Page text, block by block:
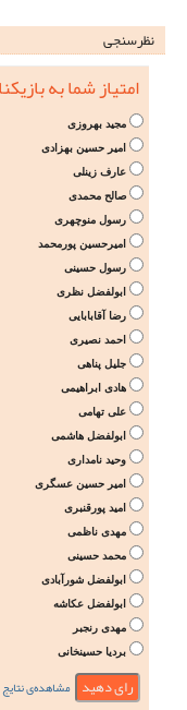
نظرسنجی
امتیاز شما به
مجید بهروزی
امیر حسین بهزادی
عارف زینلی
صالح محمدی
رسول منوچهری
امیرحسین پورمحمد
رسول حسینی
ابولفضل نظری
رضا آقابابایی
احمد نصیری
جلیل پناهی
هادی ابراهیمی
علی تهامی
ابولفضل هاشمی
وحید نامداری
امیر حسین عسگری
امید پورقنبری
مهدی ناظمی
محمد حسینی
ابولفضل شورآبادی
ابولفضل عکاشه
مهدی رنجبر
بردیا حسینخانی
مشاهده‌ی نتایج